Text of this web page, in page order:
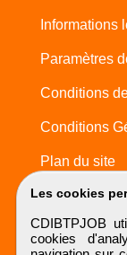
Les cookies
CDIBTPJOB
cookies
Informations
Paramètres
Conditions
Conditions
Plan du site